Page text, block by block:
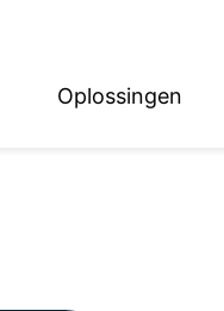
Oplossingen